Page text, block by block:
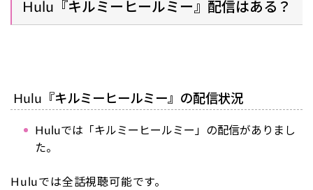
Hulu『キルミーヒールミー』配信はある？
Hulu『キルミーヒールミー』の配信状況
Huluでは「キルミーヒールミー」の配信がありまし
た。
Huluでは全話視聴可能です。